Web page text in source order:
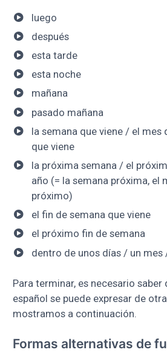
luego
después
esta tarde
esta noche
mañana
pasado mañana
la semana que viene / el mes
que viene
la próxima semana / el
año (= la semana próxima, el
próximo)
el fin de semana que viene
el próximo fin de semana
dentro de unos días / un mes
Para terminar, es necesario saber
español se puede expresar de
mostramos a continuación.
Formas alternativas de